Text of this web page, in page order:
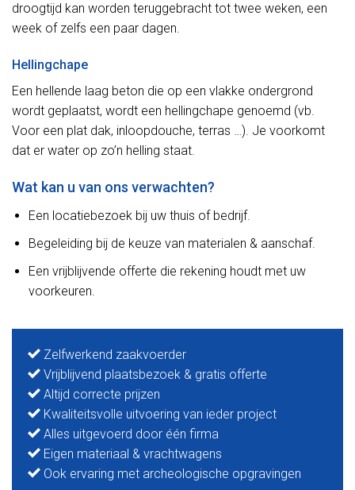
droogtijd kan worden teruggebracht tot twee weken, een
week of zelfs een paar dagen.
Hellingchape
Een hellende laag beton die op een vlakke ondergrond
wordt geplaatst, wordt een hellingchape genoemd (vb.
Voor een plat dak, inloopdouche, terras …). Je voorkomt
dat er water op zo’n helling staat.
Wat kan u van ons verwachten?
Een locatiebezoek bij uw thuis of bedrijf.
Begeleiding bij de keuze van materialen & aanschaf.
Een vrijblijvende offerte die rekening houdt met uw
voorkeuren.
Zelfwerkend zaakvoerder
Vrijblijvend plaatsbezoek & gratis offerte
Altijd correcte prijzen
Kwaliteitsvolle uitvoering van ieder project
Alles uitgevoerd door één firma
Eigen materiaal & vrachtwagens
Ook ervaring met archeologische opgravingen